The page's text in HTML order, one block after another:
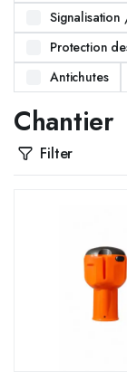
Protection
Antichutes
Chantier
Filter